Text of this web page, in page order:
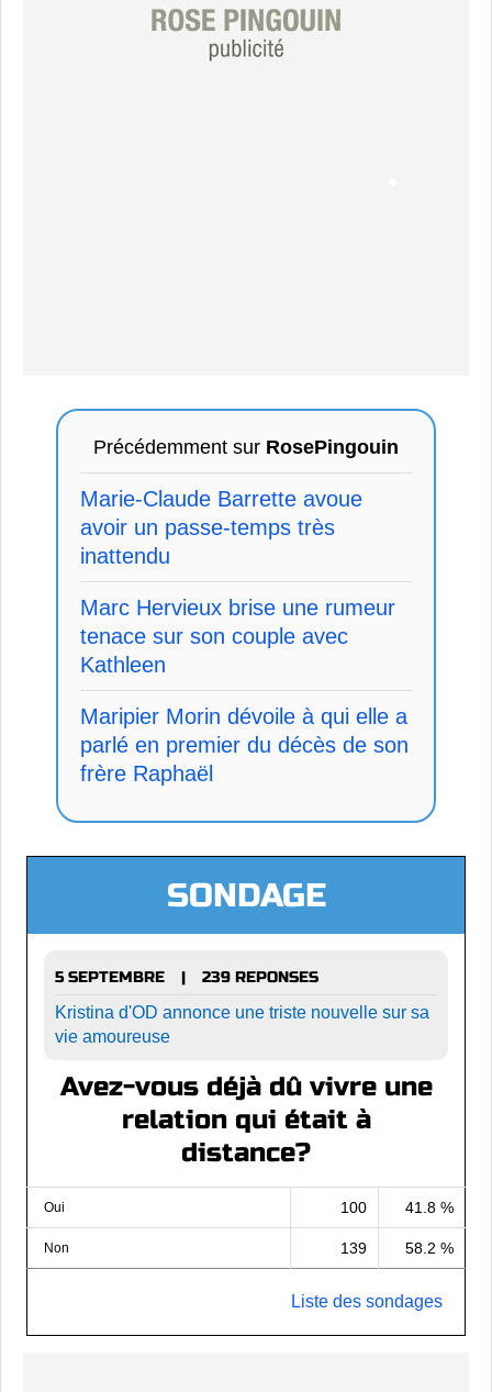
Précédemment sur RosePingouin
Marie-Claude Barrette avoue
avoir un passe-temps très
inattendu
Marc Hervieux brise une rumeur
tenace sur son couple avec
Kathleen
Maripier Morin dévoile à qui elle a
parlé en premier du décès de son
frère Raphaël
SONDAGE
5 SEPTEMBRE |
239 REPONSES
Kristina d'OD annonce une triste nouvelle sur sa
vie amoureuse
Avez-vous déjà dû vivre une
relation qui était à
distance?
Oui 100 41.8 %
Non 139 58.2 %
Liste des sondages